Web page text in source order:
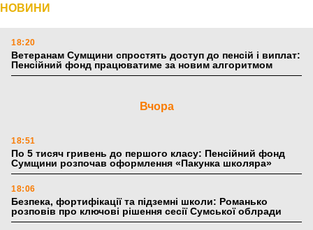
НОВИНИ
18:20
Ветеранам Сумщини спростять доступ до пенсій і виплат:
Пенсійний фонд працюватиме за новим алгоритмом
Вчора
18:51
По 5 тисяч гривень до першого класу: Пенсійний фонд
Сумщини розпочав оформлення «Пакунка школяра»
18:06
Безпека, фортифікації та підземні школи: Романько
розповів про ключові рішення сесії Сумської облради